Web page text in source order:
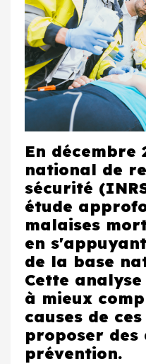
En
national de
sécurité
étude
malaises
en
de la base
Cette
à mieux
causes de
proposer des
prévention.